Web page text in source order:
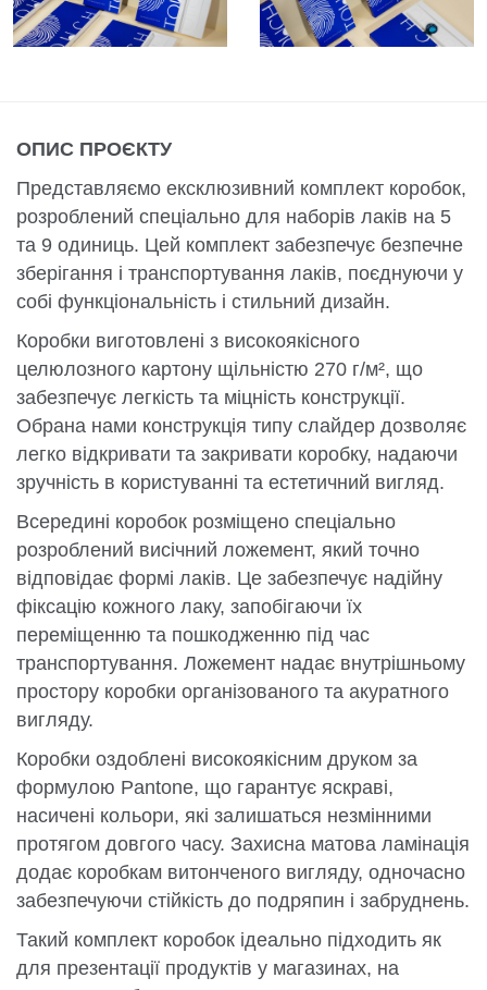
ОПИС ПРОЄКТУ
Представляємо ексклюзивний комплект коробок,
розроблений спеціально для наборів лаків на 5
та 9 одиниць. Цей комплект забезпечує безпечне
зберігання і транспортування лаків, поєднуючи у
собі функціональність і стильний дизайн.
Коробки виготовлені з високоякісного
целюлозного картону щільністю 270 г/м², що
забезпечує легкість та міцність конструкції.
Обрана нами конструкція типу слайдер дозволяє
легко відкривати та закривати коробку, надаючи
зручність в користуванні та естетичний вигляд.
Всередині коробок розміщено спеціально
розроблений висічний ложемент, який точно
відповідає формі лаків. Це забезпечує надійну
фіксацію кожного лаку, запобігаючи їх
переміщенню та пошкодженню під час
транспортування. Ложемент надає внутрішньому
простору коробки організованого та акуратного
вигляду.
Коробки оздоблені високоякісним друком за
формулою Pantone, що гарантує яскраві,
насичені кольори, які залишаться незмінними
протягом довгого часу. Захисна матова ламінація
додає коробкам витонченого вигляду, одночасно
забезпечуючи стійкість до подряпин і забруднень.
Такий комплект коробок ідеально підходить як
для презентації продуктів у магазинах, на